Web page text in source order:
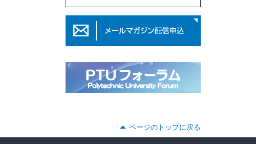
ページのトップに戻る